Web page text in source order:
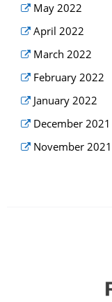
May 2022
April 2022
March 2022
February 2022
January 2022
December 2021
November 2021